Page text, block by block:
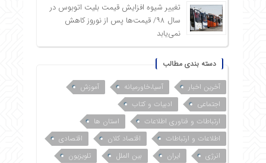
تغییر شیوه افزایش قیمت بلیت اتوبوس در
سال ۹۸/ قیمت‌ها پس از نوروز کاهش
نمی‌یابد
دسته بندی مطالب
آخرین اخبار آسیا،خاورمیانه
آموزش
اجتماعی
ادبیات و کتاب
ارتباطات و فناوری اطلاعات
استان ها
اطلاعات و ارتباطات
اقتصاد کلان
اقتصادی
انرژی
ایران بین الملل
تلویزیون